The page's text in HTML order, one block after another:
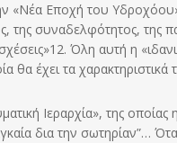
«Νέα Εποχή του
της συναδελφότητος, της
Όλη αυτή η
θα έχει τα χαρακτηριστικά
Ιεραρχία», της
δια την σωτηρίαν”…